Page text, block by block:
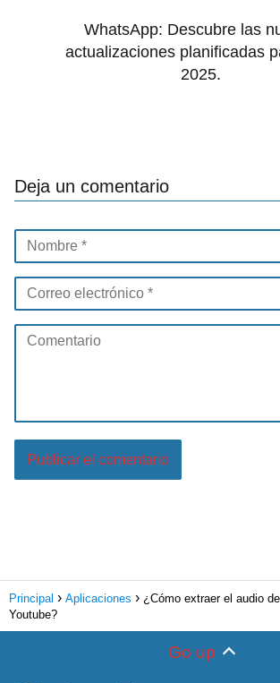
WhatsApp: Descubre las
actualizaciones planificadas
2025.
Deja un comentario
Principal Aplicaciones
¿Cómo extraer el audio
Youtube?
Go up